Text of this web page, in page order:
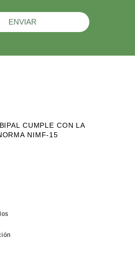
ENVIAR
CUMPLE CON LA
NIMF-15